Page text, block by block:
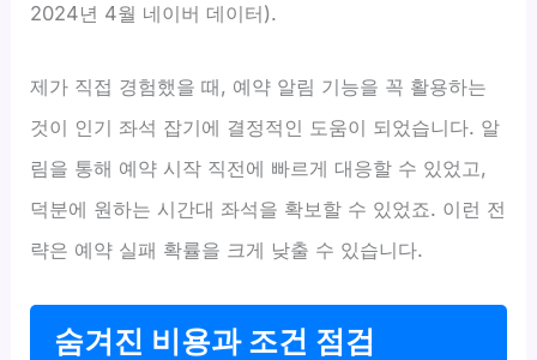
2024년 4월 네이버 데이터).
제가 직접 경험했을 때, 예약 알림 기능을 꼭 활용하는
것이 인기 좌석 잡기에 결정적인 도움이 되었습니다. 알
림을 통해 예약 시작 직전에 빠르게 대응할 수 있었고,
덕분에 원하는 시간대 좌석을 확보할 수 있었죠. 이런 전
략은 예약 실패 확률을 크게 낮출 수 있습니다.
숨겨진 비용과 조건 점검